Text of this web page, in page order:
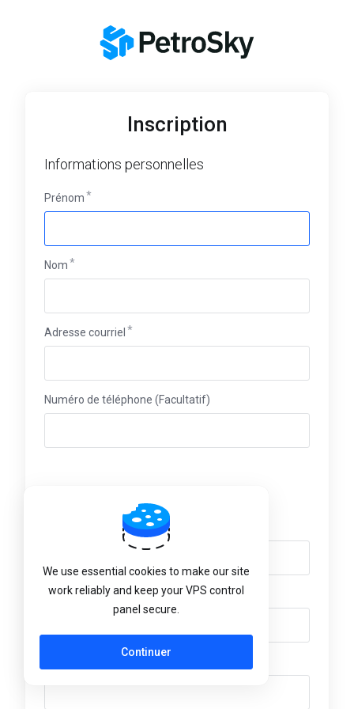
Inscription
Informations personnelles
Prénom
Nom
Adresse courriel
Numéro de téléphone (Facultatif)
Nom d'entreprise (Facultatif)
Adresse (Facultatif)
We use essential cookies to make our site
work reliably and keep your VPS control
panel secure.
Continuer